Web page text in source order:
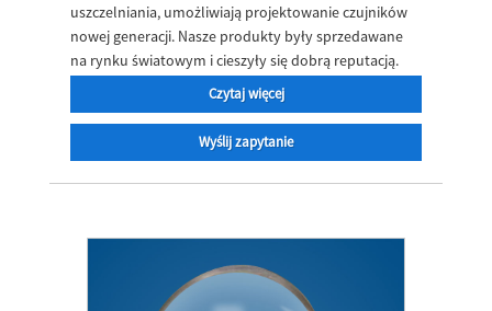
uszczelniania, umożliwiają projektowanie czujników
nowej generacji. Nasze produkty były sprzedawane
na rynku światowym i cieszyły się dobrą reputacją.
Czytaj więcej
Wyślij zapytanie